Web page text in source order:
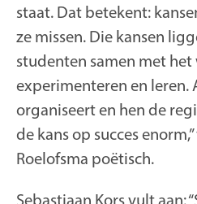
staat. Dat betekent:
ze missen. Die kansen
studenten samen met
experimenteren en leren.
organiseert en hen de
de kans op succes
Roelofsma poëtisch.
Sebastiaan Kors vult aan: